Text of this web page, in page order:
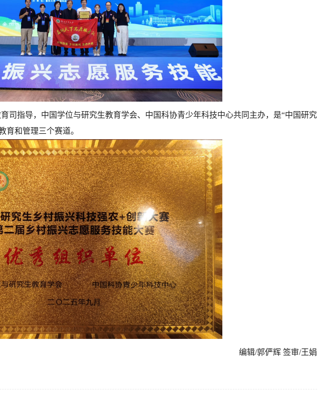
指导，中国学位与研究生教育学会、中国科协青少年科技中心共同主办，是“中国研究
育和管理三个赛道。
编辑/郭俨辉 签审/王娟